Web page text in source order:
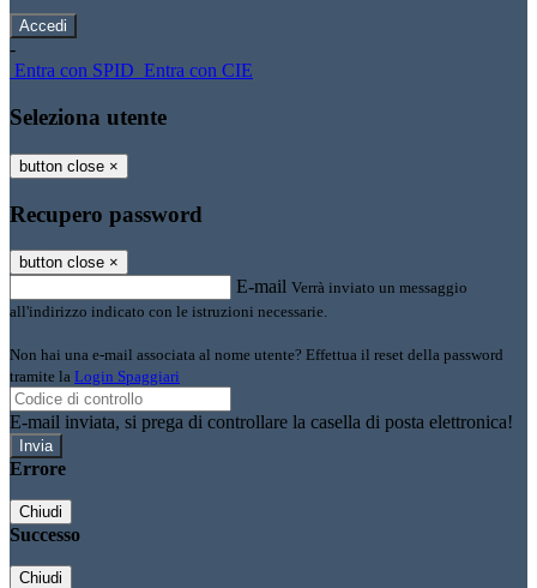
-
Entra con SPID Entra con CIE
Seleziona utente
button close ×
Recupero password
button close ×
E-mail Verrà inviato un messaggio
all'indirizzo indicato con le istruzioni necessarie.
Non hai una e-mail associata al nome utente? Effettua il reset della password
tramite la Login Spaggiari
E-mail inviata, si prega di controllare la casella di posta elettronica!
Errore
Chiudi
Successo
Chiudi